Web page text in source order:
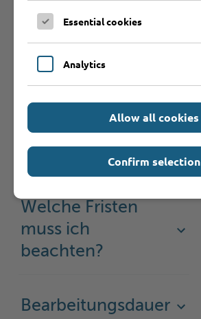
Welche
Unterlagen
werden benötigt?
Welche
Gebühren fallen
an?
Welche Fristen
muss ich
beachten?
Bearbeitungsdauer
Essential cookies
Analytics
Allow all cookies
Confirm selection